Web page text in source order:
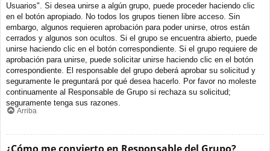
Usuarios". Si desea unirse a algún grupo, puede proceder haciendo clic
en el botón apropiado. No todos los grupos tienen libre acceso. Sin
embargo, algunos requieren aprobación para poder unirse, otros están
cerrados y algunos son ocultos. Si el grupo se encuentra abierto, puede
unirse haciendo clic en el botón correspondiente. Si el grupo requiere de
aprobación para unirse, puede solicitar unirse haciendo clic en el botón
correspondiente. El responsable del grupo deberá aprobar su solicitud y
seguramente le preguntará por qué desea hacerlo. Por favor no moleste
continuamente al Responsable de Grupo si rechaza su solicitud;
seguramente tenga sus razones.
Arriba